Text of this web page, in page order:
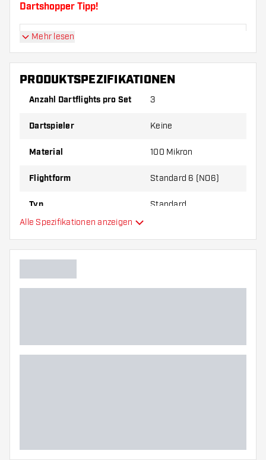
Dartshopper Tipp!
Sorgen Sie für genügend Ersatz Flights und
Shafts. Diese können sich durch Gebrauch
Probieren Sie eine andere Form, ein anderes
um herauszufinden, welche Variante am besten
zu Ihnen passt!
Mehr lesen
PRODUKTSPEZIFIKATIONEN
Anzahl Dartflights pro Set 3
Dartspieler Keine
Material 100 Mikron
Flightform Standard 6 (NO6)
Typ Standard
Hauptfarbe
Alle Spezifikationen anzeigen